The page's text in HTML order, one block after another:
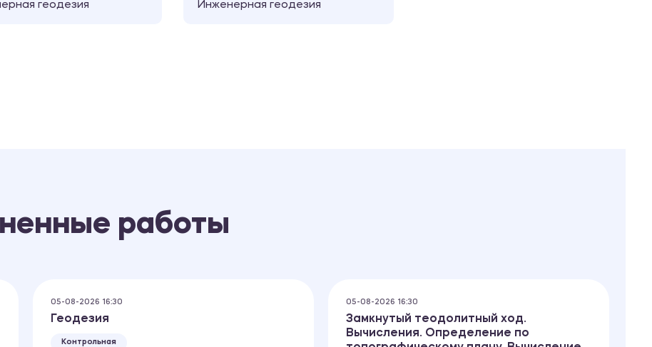
геодезия Инженерная геодезия
работы
05-08-2026 16:30
Геодезия
Контрольная
05-08-2026 16:30
Замкнутый теодолитный ход.
Вычисления. Определение по